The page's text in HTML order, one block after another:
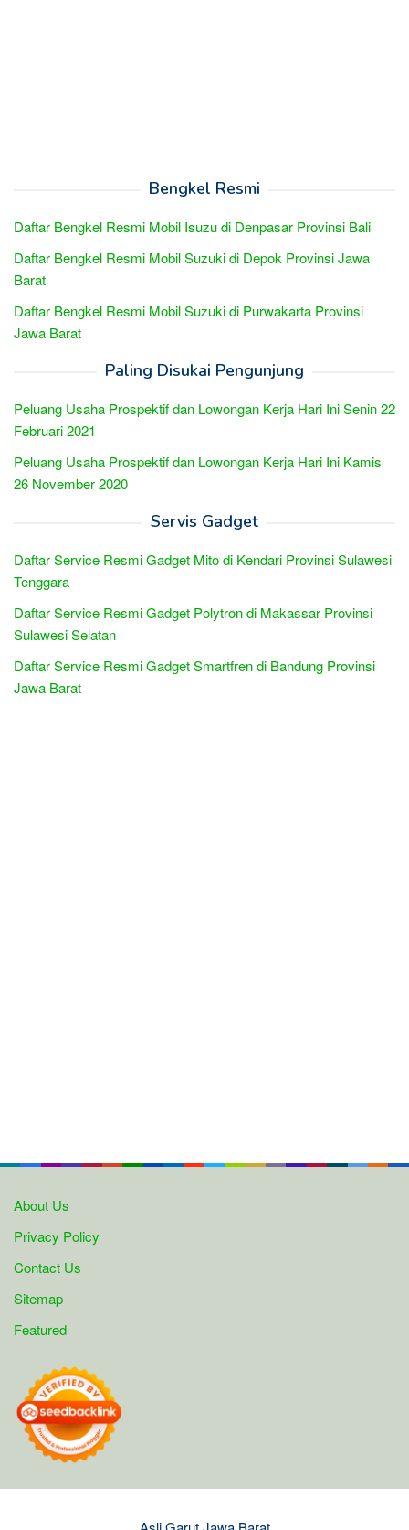
Bengkel Resmi
Daftar Bengkel Resmi Mobil Isuzu di Denpasar Provinsi Bali
Daftar Bengkel Resmi Mobil Suzuki di Depok Provinsi Jawa
Barat
Daftar Bengkel Resmi Mobil Suzuki di Purwakarta Provinsi
Jawa Barat
Paling Disukai Pengunjung
Peluang Usaha Prospektif dan Lowongan Kerja Hari Ini Senin 22
Februari 2021
Peluang Usaha Prospektif dan Lowongan Kerja Hari Ini Kamis
26 November 2020
Servis Gadget
Daftar Service Resmi Gadget Mito di Kendari Provinsi Sulawesi
Tenggara
Daftar Service Resmi Gadget Polytron di Makassar Provinsi
Sulawesi Selatan
Daftar Service Resmi Gadget Smartfren di Bandung Provinsi
Jawa Barat
About Us
Privacy Policy
Contact Us
Sitemap
Featured